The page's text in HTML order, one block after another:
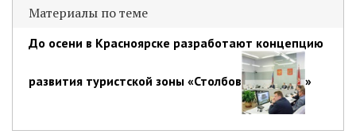
Материалы по теме
До осени в Красноярске разработают концепцию
развития туристской зоны «Столбов »